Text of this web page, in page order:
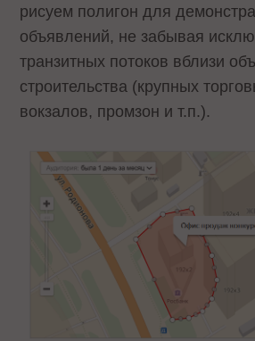
рисуем полигон для
объявлений, не забывая
транзитных потоков вблизи
строительства (крупных
вокзалов, промзон и т.п.).